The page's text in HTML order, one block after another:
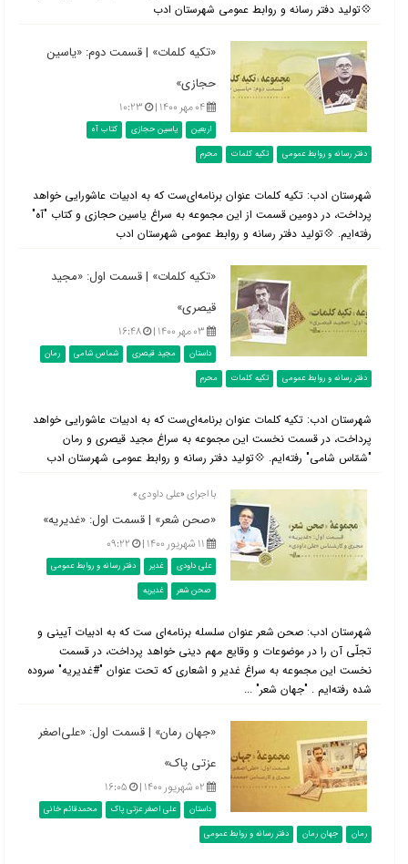
💠تولید دفتر رسانه و روابط عمومی شهرستان ادب
«تکیه کلمات» | قسمت دوم: «یاسین
حجازی»
۰۴ مهر ۱۴۰۰ | ۱۰:۲۳
اربعین یاسین حجازی
کتاب آه
دفتر رسانه و روابط عمومی
تکیه کلمات محرم
شهرستان ادب: تکیه کلمات عنوان برنامه‌ای‌ست كه به ادبيات عاشورایی خواهد
پرداخت، در دومین قسمت از این مجموعه به سراغ یاسین حجازی و کتاب "آه"
رفته‌ایم. 💠تولید دفتر رسانه و روابط عمومی شهرستان ادب
«تکیه کلمات» | قسمت اول: «مجید
قیصری»
۰۳ مهر ۱۴۰۰ | ۱۶:۴۸
داستان مجید قیصری شماس شامی
رمان
دفتر رسانه و روابط عمومی
تکیه کلمات محرم
شهرستان ادب: تکیه کلمات عنوان برنامه‌ای‌ست كه به ادبيات عاشورایی خواهد
پرداخت، در قسمت نخست این مجموعه به سراغ مجید قیصری و رمان
"شمّاس شامی" رفته‌ایم. 💠تولید دفتر رسانه و روابط عمومی شهرستان ادب
با اجرای «علی داودی»
«صحن شعر» | قسمت اول: «غدیریه»
۱۱ شهریور ۱۴۰۰ | ۰۹:۲۲
علی داودی غدیر
دفتر رسانه و روابط عمومی
صحن شعر
غدیریه
شهرستان ادب: صحن شعر عنوان سلسله برنامه‌ای ست كه به ادبيات آيينى و
تجلّی آن را در موضوعات و وقایع مهم دینی خواهد پرداخت، در قسمت
نخست این مجموعه به سراغ غدیر و اشعاری که تحت عنوان "#غدیریه" سروده
شده رفته‌ایم . "جهان شعر" ...
«جهان رمان» | قسمت اول: «علی‌اصغر
عزتی پاک»
۰۲ شهریور ۱۴۰۰ | ۱۶:۰۵
داستان علی اصغر عزتی پاک
محمدقائم خانی
رمان
جهان رمان دفتر رسانه و روابط عمومی